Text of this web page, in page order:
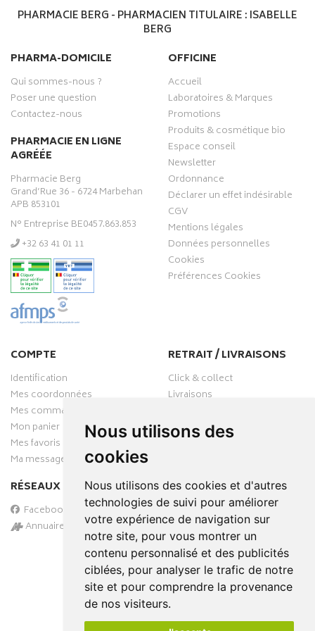
Nous utilisons des
cookies
Nous utilisons des cookies et d'autres
technologies de suivi pour améliorer
votre expérience de navigation sur
notre site, pour vous montrer un
contenu personnalisé et des publicités
ciblées, pour analyser le trafic de notre
site et pour comprendre la provenance
de nos visiteurs.
PHARMACIE BERG - PHARMACIEN TITULAIRE : ISABELLE
BERG
PHARMA-DOMICILE
Qui sommes-nous ?
Poser une question
Contactez-nous
PHARMACIE EN LIGNE
AGRÉÉE
Pharmacie Berg
Grand’Rue 36 - 6724 Marbehan
APB 853101
N° Entreprise BE0457.863.853
‭+32 63 41 01 11‬
OFFICINE
Accueil
Laboratoires & Marques
Promotions
Produits & cosmétique bio
Espace conseil
Newsletter
Ordonnance
Déclarer un effet indésirable
CGV
Mentions légales
Données personnelles
Cookies
Préférences Cookies
COMPTE
Identification
Mes coordonnées
Mes commandes
Mon panier
Mes favoris
Ma messagerie
RÉSEAUX SOCIAUX
Facebook
Annuaire des pharmacies
RETRAIT / LIVRAISONS
Click & collect
Livraisons
PAIEMENT SÉCURISÉ